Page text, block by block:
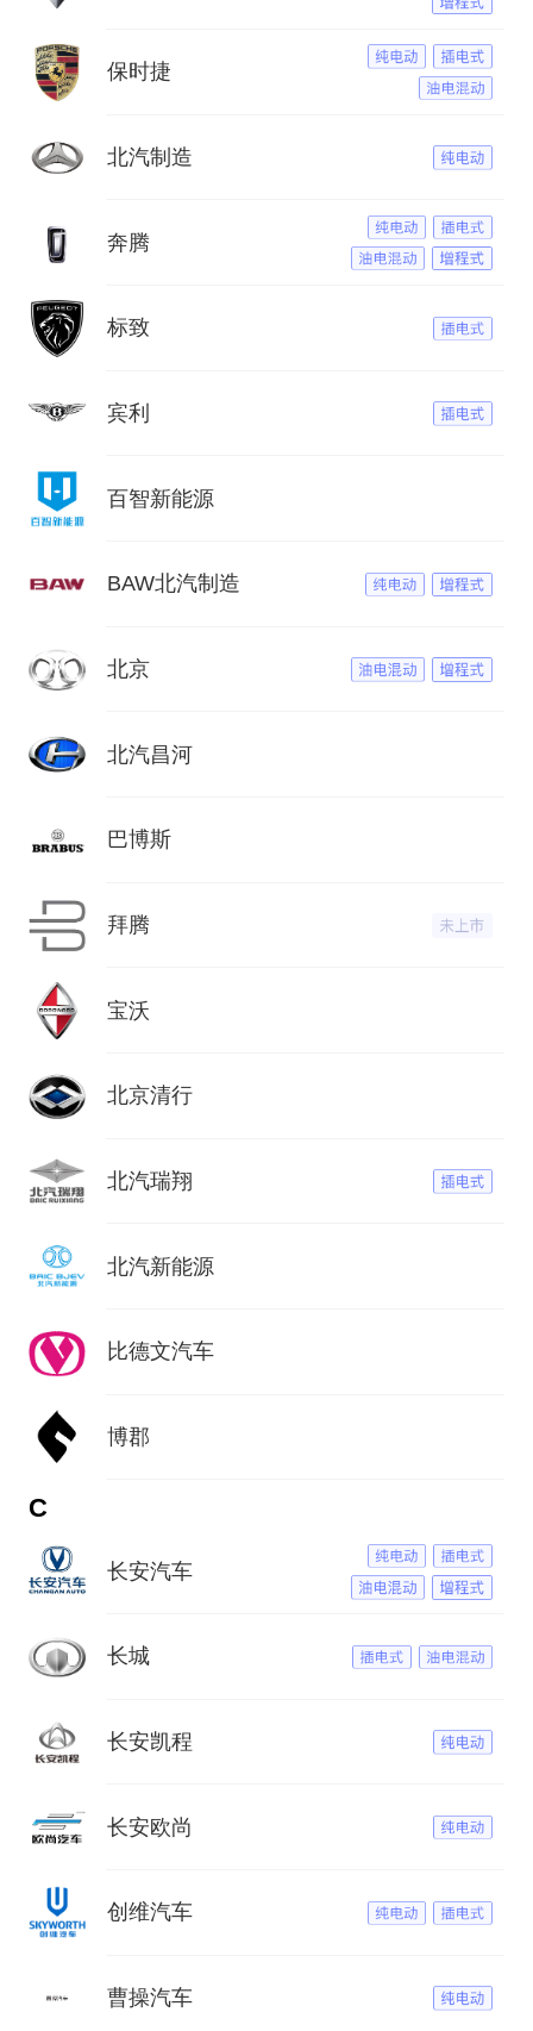
保时捷
北汽制造
奔腾
标致
宾利
百智新能源
BAW北汽制造
北京
北汽昌河
巴博斯
拜腾
宝沃
北京清行
北汽瑞翔
北汽新能源
比德文汽车
博郡
C
长安汽车
长城
长安凯程
长安欧尚
创维汽车
曹操汽车